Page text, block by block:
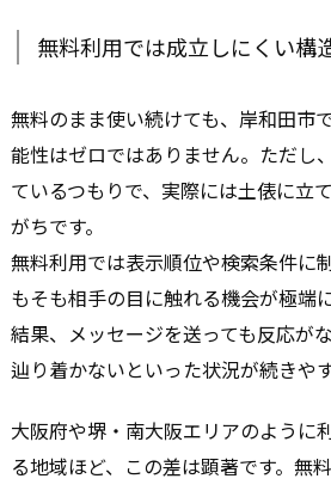
無料利用では成立しにくい構
無料のまま使い続けても、岸和田市
能性はゼロではありません。ただし
ているつもりで、実際には土俵に立
がちです。
無料利用では表示順位や検索条件に
もそも相手の目に触れる機会が極端
結果、メッセージを送っても反応が
辿り着かないといった状況が続きや
大阪府や堺・南大阪エリアのように
る地域ほど、この差は顕著です。無